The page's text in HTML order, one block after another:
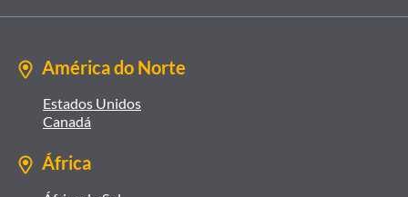
América do Norte
Estados Unidos
Canadá
África